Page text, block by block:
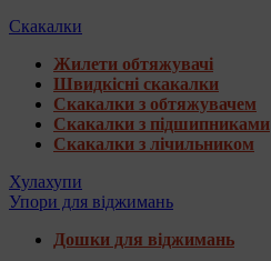
Скакалки
Жилети обтяжувачі
Швидкісні скакалки
Скакалки з обтяжувачем
Скакалки з підшипниками
Скакалки з лічильником
Хулахупи
Упори для віджимань
Дошки для віджимань